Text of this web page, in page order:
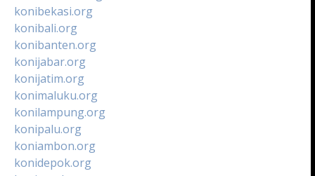
konibekasi.org
konibali.org
konibanten.org
konijabar.org
konijatim.org
konimaluku.org
konilampung.org
konipalu.org
koniambon.org
konidepok.org